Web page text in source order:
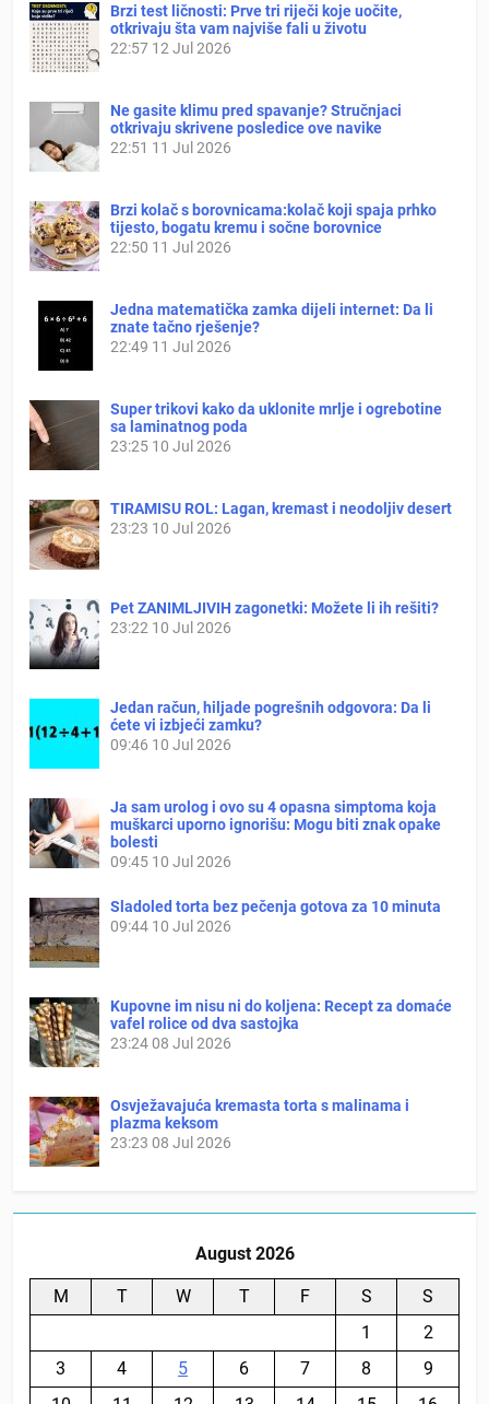
Brzi test ličnosti: Prve tri riječi koje uočite,
otkrivaju šta vam najviše fali u životu
22:57 12 Jul 2026
Ne gasite klimu pred spavanje? Stručnjaci
otkrivaju skrivene posledice ove navike
22:51 11 Jul 2026
Brzi kolač s borovnicama:kolač koji spaja prhko
tijesto, bogatu kremu i sočne borovnice
22:50 11 Jul 2026
Jedna matematička zamka dijeli internet: Da li
znate tačno rješenje?
22:49 11 Jul 2026
Super trikovi kako da uklonite mrlje i ogrebotine
sa laminatnog poda
23:25 10 Jul 2026
TIRAMISU ROL: Lagan, kremast i neodoljiv desert
23:23 10 Jul 2026
Pet ZANIMLJIVIH zagonetki: Možete li ih rešiti?
23:22 10 Jul 2026
Jedan račun, hiljade pogrešnih odgovora: Da li
ćete vi izbjeći zamku?
09:46 10 Jul 2026
Ja sam urolog i ovo su 4 opasna simptoma koja
muškarci uporno ignorišu: Mogu biti znak opake
bolesti
09:45 10 Jul 2026
Sladoled torta bez pečenja gotova za 10 minuta
09:44 10 Jul 2026
Kupovne im nisu ni do koljena: Recept za domaće
vafel rolice od dva sastojka
23:2408 Jul 2026
Osvježavajuća kremasta torta s malinama i
plazma keksom
23:23 08 Jul 2026
August 2026
M T W T F S
S
1
2
3
4 5 6 7 8
9